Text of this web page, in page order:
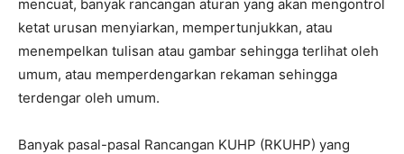
mencuat, banyak rancangan aturan yang akan mengontrol
ketat urusan menyiarkan, mempertunjukkan, atau
menempelkan tulisan atau gambar sehingga terlihat oleh
umum, atau memperdengarkan rekaman sehingga
terdengar oleh umum.
Banyak pasal-pasal Rancangan KUHP (RKUHP) yang